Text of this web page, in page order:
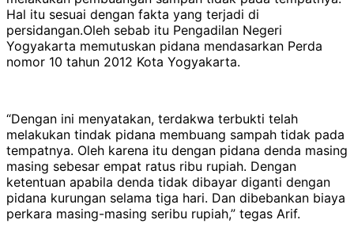
Hal itu sesuai dengan fakta yang terjadi di
persidangan.Oleh sebab itu Pengadilan Negeri
Yogyakarta memutuskan pidana mendasarkan Perda
nomor 10 tahun 2012 Kota Yogyakarta.
“Dengan ini menyatakan, terdakwa terbukti telah
melakukan tindak pidana membuang sampah tidak pada
tempatnya. Oleh karena itu dengan pidana denda masing
masing sebesar empat ratus ribu rupiah. Dengan
ketentuan apabila denda tidak dibayar diganti dengan
pidana kurungan selama tiga hari. Dan dibebankan biaya
perkara masing-masing seribu rupiah,” tegas Arif.